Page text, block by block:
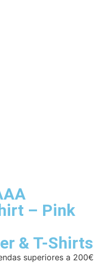
– Pink
& T-Shirts
superiores a 200€